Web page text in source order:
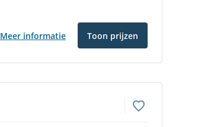
Meer informatie Toon prijzen